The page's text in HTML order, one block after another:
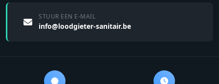
STUUR EEN E-MAIL
info@loodgieter-sanitair.be